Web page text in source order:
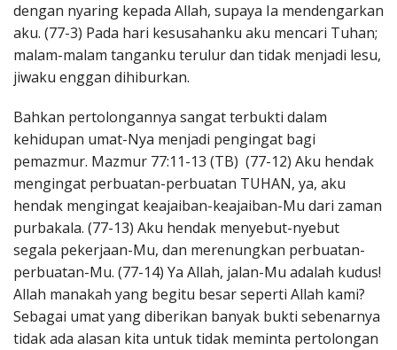
dengan nyaring kepada Allah, supaya Ia mendengarkan
aku. (77-3) Pada hari kesusahanku aku mencari Tuhan;
malam-malam tanganku terulur dan tidak menjadi lesu,
jiwaku enggan dihiburkan.
Bahkan pertolongannya sangat terbukti dalam
kehidupan umat-Nya menjadi pengingat bagi
pemazmur. Mazmur 77:11-13 (TB) (77-12) Aku hendak
mengingat perbuatan-perbuatan TUHAN, ya, aku
hendak mengingat keajaiban-keajaiban-Mu dari zaman
purbakala. (77-13) Aku hendak menyebut-nyebut
segala pekerjaan-Mu, dan merenungkan perbuatan-
perbuatan-Mu. (77-14) Ya Allah, jalan-Mu adalah kudus!
Allah manakah yang begitu besar seperti Allah kami?
Sebagai umat yang diberikan banyak bukti sebenarnya
tidak ada alasan kita untuk tidak meminta pertolongan